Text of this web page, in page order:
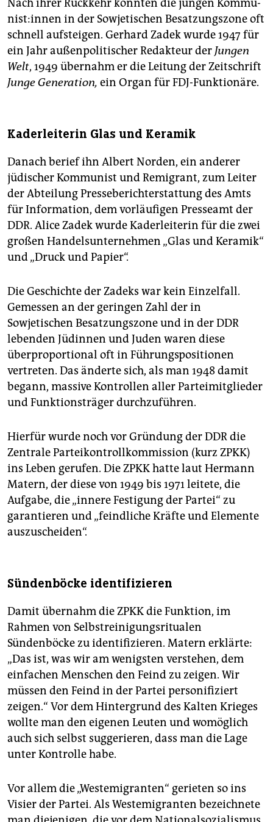
Nach ihrer Rückkehr konnten die jungen Kom­mu­
nis­t:in­nen in der Sowjetischen Besatzungszone oft
schnell aufsteigen. Gerhard Zadek wurde 1947 für
ein Jahr außenpolitischer Redakteur der Jungen
Welt, 1949 übernahm er die Leitung der Zeitschrift
Junge Generation, ein Organ für FDJ-Funktionäre.
Kaderleiterin Glas und Keramik
Danach berief ihn Albert Norden, ein anderer
jüdischer Kommunist und Remigrant, zum Leiter
der Abteilung Presseberichterstattung des Amts
für Information, dem vorläufigen Presseamt der
DDR. Alice Zadek wurde Kaderleiterin für die zwei
großen Handelsunternehmen „Glas und Keramik“
und „Druck und Papier“.
Die Geschichte der Zadeks war kein Einzelfall.
Gemessen an der geringen Zahl der in
Sowjetischen Besatzungszone und in der DDR
lebenden Jüdinnen und Juden waren diese
überproportional oft in Führungspositionen
vertreten. Das änderte sich, als man 1948 damit
begann, massive Kontrollen aller Parteimitglieder
und Funktionsträger durchzuführen.
Hierfür wurde noch vor Gründung der DDR die
Zentrale Parteikontrollkommission (kurz ZPKK)
ins Leben gerufen. Die ZPKK hatte laut Hermann
Matern, der diese von 1949 bis 1971 leitete, die
Aufgabe, die „innere Festigung der Partei“ zu
garantieren und „feindliche Kräfte und Elemente
auszuscheiden“.
Sündenböcke identifizieren
Damit übernahm die ZPKK die Funktion, im
Rahmen von Selbstreinigungsritualen
Sündenböcke zu identifizieren. Matern erklärte:
„Das ist, was wir am wenigsten verstehen, dem
einfachen Menschen den Feind zu zeigen. Wir
müssen den Feind in der Partei personifiziert
zeigen.“ Vor dem Hintergrund des Kalten Krieges
wollte man den eigenen Leuten und womöglich
auch sich selbst suggerieren, dass man die Lage
unter Kontrolle habe.
Vor allem die „Westemigranten“ gerieten so ins
Visier der Partei. Als Westemigranten bezeichnete